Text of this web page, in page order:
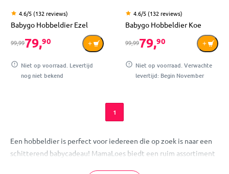
4.6/5 (132 reviews)
Babygo Hobbeldier Ezel
99,9979,90
Niet op voorraad. Levertijd
nog niet bekend
4.6/5 (132 reviews)
Babygo Hobbeldier Koe
99,9979,90
Niet op voorraad. Verwachte
levertijd: Begin November
1
Een hobbeldier is perfect voor iedereen die op zoek is naar een
schitterend babycadeau! MamaLoes biedt een ruim assortiment